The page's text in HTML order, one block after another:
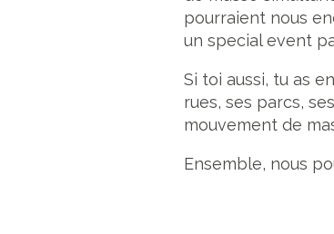
pourraient nous
un special event
Si toi aussi, tu as
rues, ses parcs,
mouvement de
Ensemble, nous